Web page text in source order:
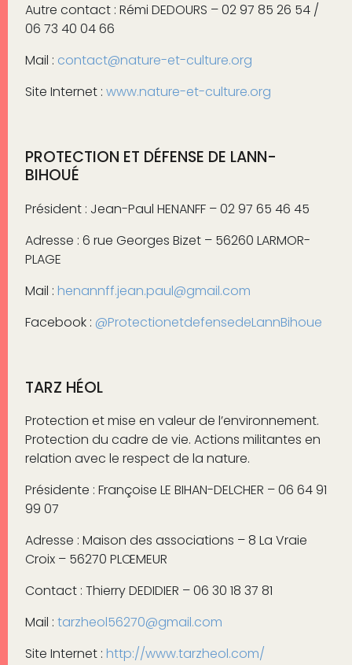
Autre contact : Rémi DEDOURS – 02 97 85 26 54 /
06 73 40 04 66
Mail : contact@nature-et-culture.org
Site Internet : www.nature-et-culture.org
PROTECTION ET DÉFENSE DE LANN-
BIHOUÉ
Président : Jean-Paul HENANFF – 02 97 65 46 45
Adresse : 6 rue Georges Bizet – 56260 LARMOR-
PLAGE
Mail : henannff.jean.paul@gmail.com
Facebook : @ProtectionetdefensedeLannBihoue
TARZ HÉOL
Protection et mise en valeur de l’environnement.
Protection du cadre de vie. Actions militantes en
relation avec le respect de la nature.
Présidente : Françoise LE BIHAN-DELCHER – 06 64 91
99 07
Adresse : Maison des associations – 8 La Vraie
Croix – 56270 PLŒMEUR
Contact : Thierry DEDIDIER – 06 30 18 37 81
Mail : tarzheol56270@gmail.com
Site Internet : http://www.tarzheol.com/